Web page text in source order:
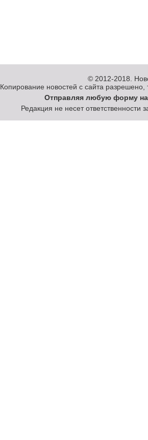
© 2012-2018.
Копирование новостей с сайта разрешено,
Отправляя любую форму на
Редакция не несет